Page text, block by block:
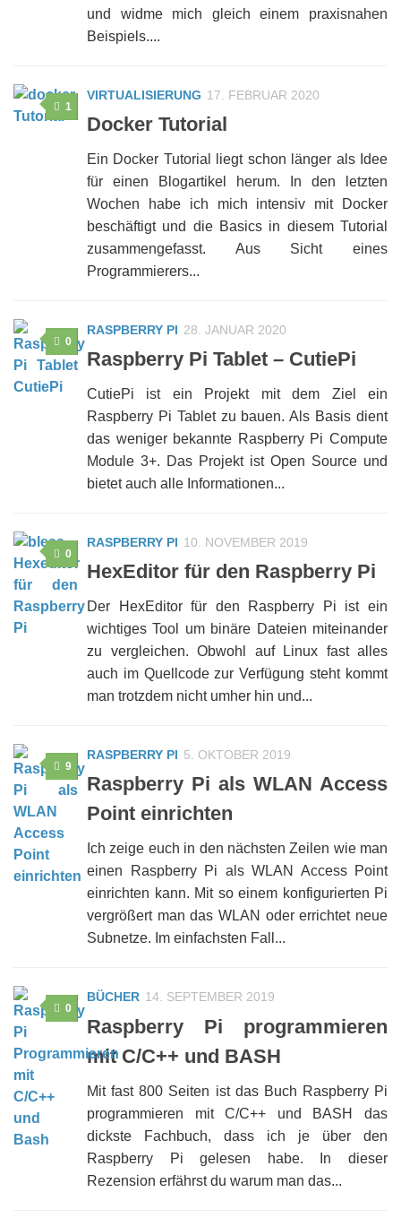
und widme mich gleich einem praxisnahen
Beispiels....
1
VIRTUALISIERUNG 17. FEBRUAR 2020
Docker Tutorial
Ein Docker Tutorial liegt schon länger als Idee
für einen Blogartikel herum. In den letzten
Wochen habe ich mich intensiv mit Docker
beschäftigt und die Basics in diesem Tutorial
zusammengefasst. Aus Sicht eines
Programmierers...
0
RASPBERRY PI 28. JANUAR 2020
Raspberry Pi Tablet – CutiePi
CutiePi ist ein Projekt mit dem Ziel ein
Raspberry Pi Tablet zu bauen. Als Basis dient
das weniger bekannte Raspberry Pi Compute
Module 3+. Das Projekt ist Open Source und
bietet auch alle Informationen...
0
RASPBERRY PI 10. NOVEMBER 2019
HexEditor für den Raspberry Pi
Der HexEditor für den Raspberry Pi ist ein
wichtiges Tool um binäre Dateien miteinander
zu vergleichen. Obwohl auf Linux fast alles
auch im Quellcode zur Verfügung steht kommt
man trotzdem nicht umher hin und...
9
RASPBERRY PI 5. OKTOBER 2019
Raspberry Pi als WLAN Access
Point einrichten
Ich zeige euch in den nächsten Zeilen wie man
einen Raspberry Pi als WLAN Access Point
einrichten kann. Mit so einem konfigurierten Pi
vergrößert man das WLAN oder errichtet neue
Subnetze. Im einfachsten Fall...
0
BÜCHER 14. SEPTEMBER 2019
Raspberry Pi programmieren
mit C/C++ und BASH
Mit fast 800 Seiten ist das Buch Raspberry Pi
programmieren mit C/C++ und BASH das
dickste Fachbuch, dass ich je über den
Raspberry Pi gelesen habe. In dieser
Rezension erfährst du warum man das...